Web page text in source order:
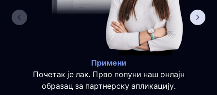
Примени
Почетак је лак. Прво попуни наш онлајн
образац за партнерску апликацију.